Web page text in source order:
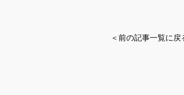
＜前の記事一覧に戻